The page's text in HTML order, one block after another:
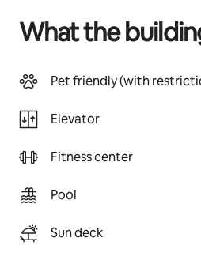
What the
Pet friendly (with
Elevator
Fitness center
Pool
Sun deck